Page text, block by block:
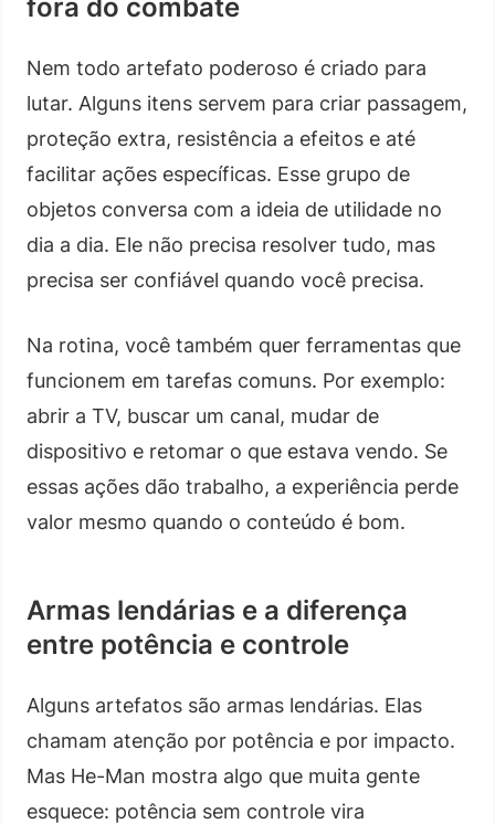
fora do combate
Nem todo artefato poderoso é criado para
lutar. Alguns itens servem para criar passagem,
proteção extra, resistência a efeitos e até
facilitar ações específicas. Esse grupo de
objetos conversa com a ideia de utilidade no
dia a dia. Ele não precisa resolver tudo, mas
precisa ser confiável quando você precisa.
Na rotina, você também quer ferramentas que
funcionem em tarefas comuns. Por exemplo:
abrir a TV, buscar um canal, mudar de
dispositivo e retomar o que estava vendo. Se
essas ações dão trabalho, a experiência perde
valor mesmo quando o conteúdo é bom.
Armas lendárias e a diferença
entre potência e controle
Alguns artefatos são armas lendárias. Elas
chamam atenção por potência e por impacto.
Mas He-Man mostra algo que muita gente
esquece: potência sem controle vira